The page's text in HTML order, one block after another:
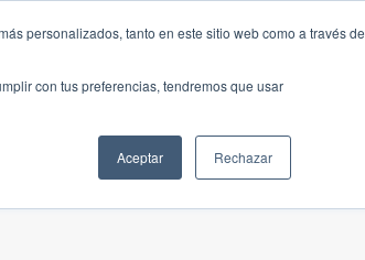
personalizados, tanto en este sitio web como a través de
con tus preferencias, tendremos que usar
Aceptar Rechazar